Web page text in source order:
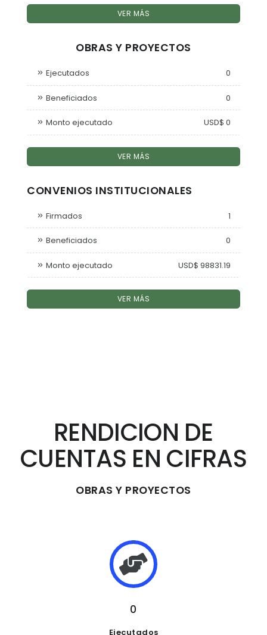
VER MÁS
OBRAS Y PROYECTOS
Ejecutados 0
Beneficiados 0
Monto ejecutado USD$ 0
VER MÁS
CONVENIOS INSTITUCIONALES
Firmados 1
Beneficiados 0
Monto ejecutado USD$ 98831.19
VER MÁS
RENDICION DE
CUENTAS EN CIFRAS
OBRAS Y PROYECTOS
0
Ejecutados